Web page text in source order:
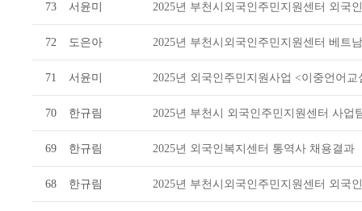
73 서윤미 2025년 부천시외국인주민지원센터 외국
72 도은아 2025년 부천시외국인주민지원센터 베트
71 서윤미 2025년 외국인주민지원사업 <이중언어
70 한규림 2025년 부천시 외국인주민지원센터 사업
69 한규림 2025년 외국인복지센터 통역사 채용결과
68 한규림 2025년 부천시외국인주민지원센터 외국